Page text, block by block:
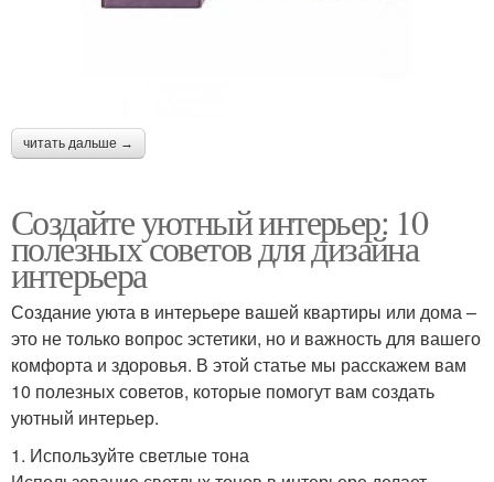
читать дальше →
Создайте уютный интерьер: 10
полезных советов для дизайна
интерьера
Создание уюта в интерьере вашей квартиры или дома –
это не только вопрос эстетики, но и важность для вашего
комфорта и здоровья. В этой статье мы расскажем вам
10 полезных советов, которые помогут вам создать
уютный интерьер.
1. Используйте светлые тона